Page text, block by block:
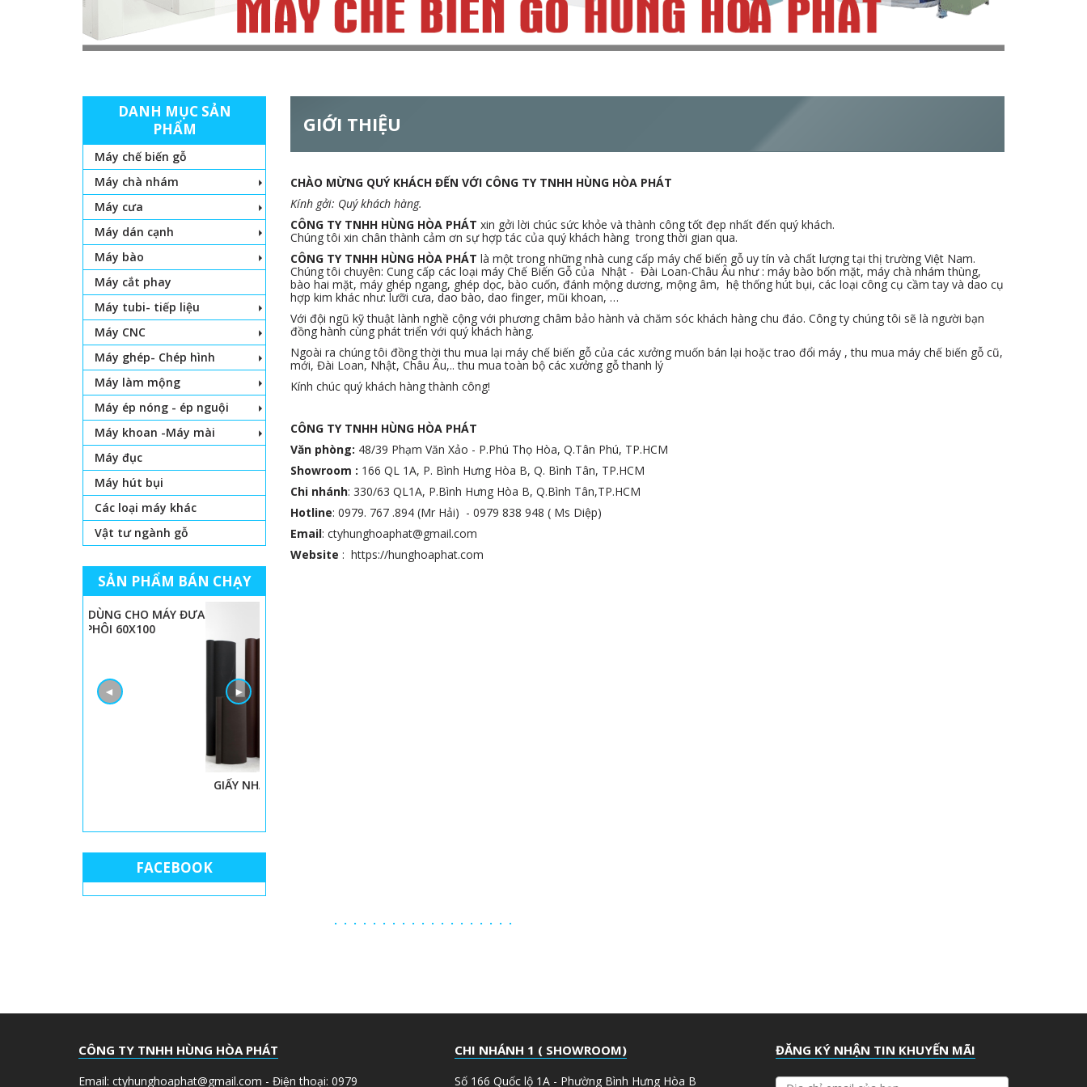
k
ế
GIỚI THIỆU
CHÀO MỪNG QUÝ KHÁCH ĐẾN VỚI CÔNG TY TNHH HÙNG HÒA PHÁT
Kính gởi: Quý khách hàng.
CÔNG TY TNHH HÙNG HÒA PHÁTxin gởi lời chúc sức khỏe và thành công tốt đẹp nhất đến quý khách.
Chúng tôi xin chân thành cảm ơn sự hợp tác của quý khách hàng trong thời gian qua.
CÔNG TY TNHH HÙNG HÒA PHÁT là một trong những nhà cung cấp máy chế biến gỗ uy tín và chất lượng tại thị trường Việt Nam.
Chúng tôi chuyên: Cung cấp các loại máy Chế Biến Gỗ của Nhật - Đài Loan-Châu Âu như : máy bào bốn mặt, máy chà nhám thùng,
bào hai mặt, máy ghép ngang, ghép dọc, bào cuốn, đánh mộng dương, mộng âm, hệ thống hút bụi, các loại công cụ cầm tay và dao cụ
hợp kim khác như: lưỡi cưa, dao bào, dao finger, mũi khoan, …
Với đội ngũ kỹ thuật lành nghề cộng với phương châm bảo hành và chăm sóc khách hàng chu đáo. Công ty chúng tôi sẽ là người bạn
đồng hành cùng phát triển với quý khách hàng.
Ngoài ra chúng tôi đồng thời thu mua lại máy chế biến gỗ của các xưởng muốn bán lại hoặc trao đổi máy , thu mua máy chế biến gỗ cũ,
mới, Đài Loan, Nhật, Châu Âu,.. thu mua toàn bộ các xưởng gỗ thanh lý
Kính chúc quý khách hàng thành công!
CÔNG TY TNHH HÙNG HÒA PHÁT
Văn phòng: 48/39 Phạm Văn Xảo - P.Phú Thọ Hòa, Q.Tân Phú, TP.HCM
Showroom : 166 QL 1A, P. Bình Hưng Hòa B, Q. Bình Tân, TP.HCM
Chi nhánh: 330/63 QL1A, P.Bình Hưng Hòa B, Q.Bình Tân,TP.HCM
Hotline: 0979. 767 .894 (Mr Hải) - 0979 838 948 ( Ms Diệp)
Email: ctyhunghoaphat@gmail.com
Website :https://hunghoaphat.com
DANH MỤC SẢN
PHẨM
Máy chế biến gỗ
Máy chà nhám
Máy cưa
Máy dán cạnh
Máy bào
Máy cắt phay
Máy tubi- tiếp liệu
Máy CNC
Máy ghép- Chép hình
Máy làm mộng
Máy ép nóng - ép nguội
Máy khoan -Máy mài
Máy đục
Máy hút bụi
Các loại máy khác
Vật tư ngành gỗ
SẢN PHẨM BÁN CHẠY
BÁNH XE DÙNG CHO MÁY ĐƯA
PHÔI 60X100
◄ ►
FACEBOOK
CÔNG TY TNHH HÙNG HÒA PHÁT
Email: ctyhunghoaphat@gmail.com - Điện thoại: 0979
CHI NHÁNH 1 ( SHOWROOM)
Số 166 Quốc lộ 1A - Phường Bình Hưng Hòa B
ĐĂNG KÝ NHẬN TIN KHUYẾN MÃI